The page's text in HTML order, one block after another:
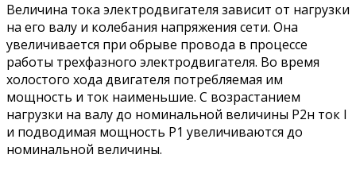
Величина тока электродвигателя зависит от нагрузки
на его валу и колебания напряжения сети. Она
увеличивается при обрыве провода в процессе
работы трехфазного электродвигателя. Во время
холостого хода двигателя потребляемая им
мощность и ток наименьшие. С возрастанием
нагрузки на валу до номинальной величины Р2н ток I
и подводимая мощность Р1 увеличиваются до
номинальной величины.